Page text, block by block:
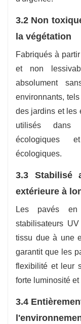
3.2 Non
la végétation
Fabriqués à
et non
absolument
environnants,
des jardins et les
utilisés dans
écologiques
écologiques.
3.3 Stabilisé
extérieure à
Les pavés
stabilisateurs
tissu due à une
garantit que les
flexibilité et leur
forte luminosité
3.4